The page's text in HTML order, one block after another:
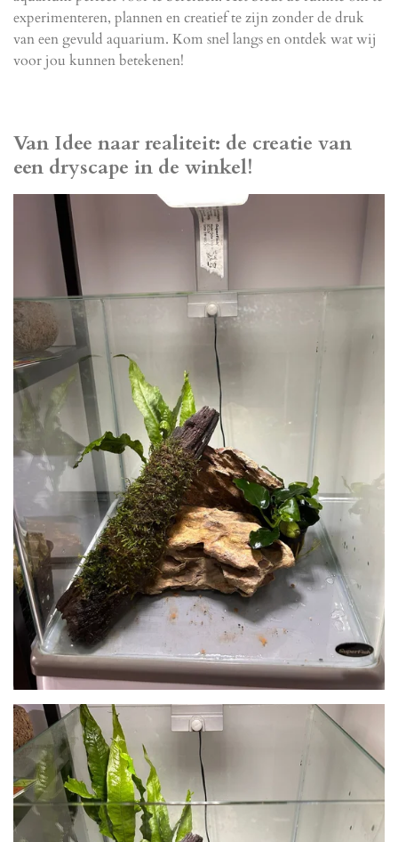
experimenteren, plannen en creatief te zijn zonder de druk
van een gevuld aquarium. Kom snel langs en ontdek wat wij
voor jou kunnen betekenen!
Van Idee naar realiteit: de creatie van
een dryscape in de winkel!